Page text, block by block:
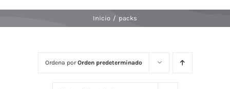
Inicio / packs
Ordena porOrden predeterminado